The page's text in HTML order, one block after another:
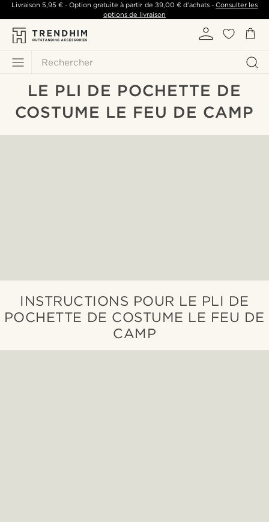
Rechercher
Livraison 5,95 €- Option gratuite à partir de 39,00 €d'achats -Consulter les
options de livraison
LE PLI DE POCHETTE DE
COSTUME LE FEU DE CAMP
INSTRUCTIONS POUR LE PLI DE
POCHETTE DE COSTUME LE FEU DE
CAMP